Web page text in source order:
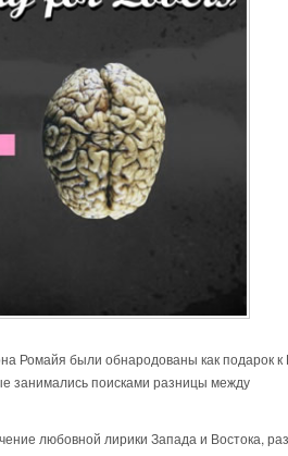
Ромайя были обнародованы как подарок
занимались поисками разницы между
любовной лирики Запада и Востока,